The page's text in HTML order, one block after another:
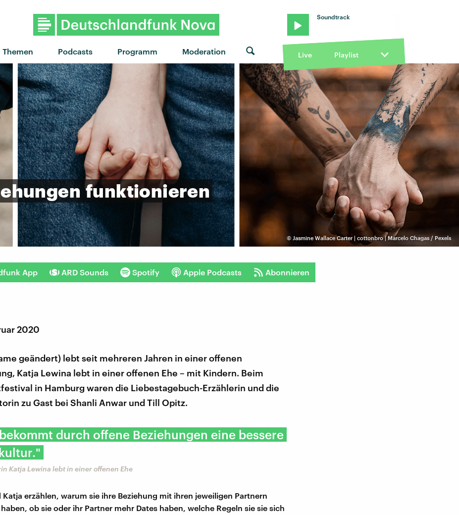
Themen Podcasts Programm Moderation
Soundtrack
Live Playlist
© Jasmine Wallace Carter | cottonbro | Marcelo Chagas / Pexels
funktionieren
App ARD Sounds Spotify Apple Podcasts Abonnieren
2020
geändert) lebt seit mehreren Jahren in einer offenen
Katja Lewina lebt in einer offenen Ehe – mit Kindern. Beim
in Hamburg waren die Liebestagebuch-Erzählerin und die
zu Gast bei Shanli Anwar und Till Opitz.
durch offene Beziehungen eine bessere
Katja Lewina lebt in einer offenen Ehe
Katja erzählen, warum sie ihre Beziehung mit ihren jeweiligen Partnern
ob sie oder ihr Partner mehr Dates haben, welche Regeln sie sie sich